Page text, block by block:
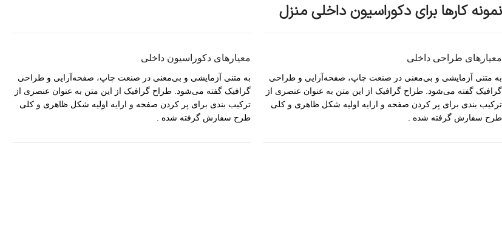
نمونه کارها برای دکوراسیون داخلی منزل
معیارهای طراحی داخلی
به متنی آزمایشی و بی‌معنی در صنعت چاپ، صفحه‌آرایی و طراحی
گرافیک گفته می‌شود. طراح گرافیک از این متن به عنوان عنصری از
ترکیب بندی برای پر کردن صفحه و ارایه اولیه شکل ظاهری و کلی
طرح سفارش گرفته شده .
معیارهای دکوراسیون داخلی
به متنی آزمایشی و بی‌معنی در صنعت چاپ، صفحه‌آرایی و طراحی
گرافیک گفته می‌شود. طراح گرافیک از این متن به عنوان عنصری از
ترکیب بندی برای پر کردن صفحه و ارایه اولیه شکل ظاهری و کلی
طرح سفارش گرفته شده .